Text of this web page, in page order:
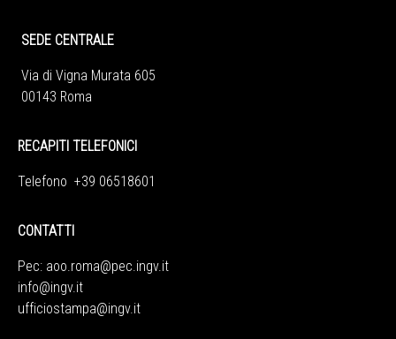
SEDE CENTRALE
Via di Vigna Murata 605
00143 Roma
RECAPITI TELEFONICI
Telefono +39 06518601
CONTATTI
Pec: aoo.roma@pec.ingv.it
info@ingv.it
ufficiostampa@ingv.it